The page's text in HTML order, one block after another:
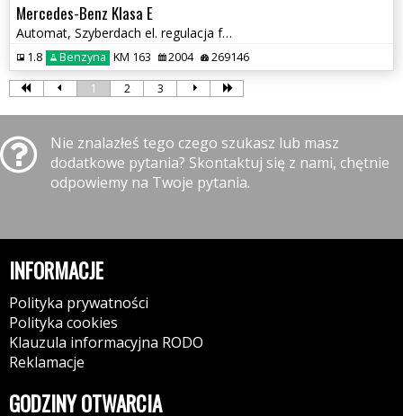
Mercedes-Benz Klasa E
Automat, Szyberdach el. regulacja foteli, El. klapa bagażnika...
1.8 Benzyna KM 163 2004 269146
1 2 3
Nie znalazłeś tego czego szukasz lub masz
dodatkowe pytania? Skontaktuj się z nami, chętnie
odpowiemy na Twoje pytania.
INFORMACJE
Polityka prywatności
Polityka cookies
Klauzula informacyjna RODO
Reklamacje
GODZINY OTWARCIA